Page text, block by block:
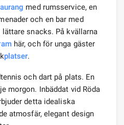
med rumsservice, en
och en bar med
snacks. På kvällarna
här, och för unga gäster
platser.
och dart på plats. En
morgon. Inbäddat vid Röda
detta idealiska
atmosfär, elegant design